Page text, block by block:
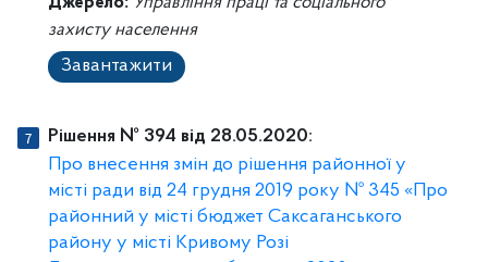
захисту населення
Завантажити
Рішення № 394 від 28.05.2020:
Про внесення змін до рішення районної у
місті ради від 24 грудня 2019 року № 345 «Про
районний у місті бюджет Саксаганського
району у місті Кривому Розі